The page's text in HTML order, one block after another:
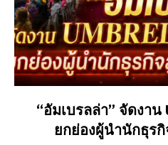
“อัมเบรลล่า” จัดงาน
ยกย่องผู้นำนักธุร